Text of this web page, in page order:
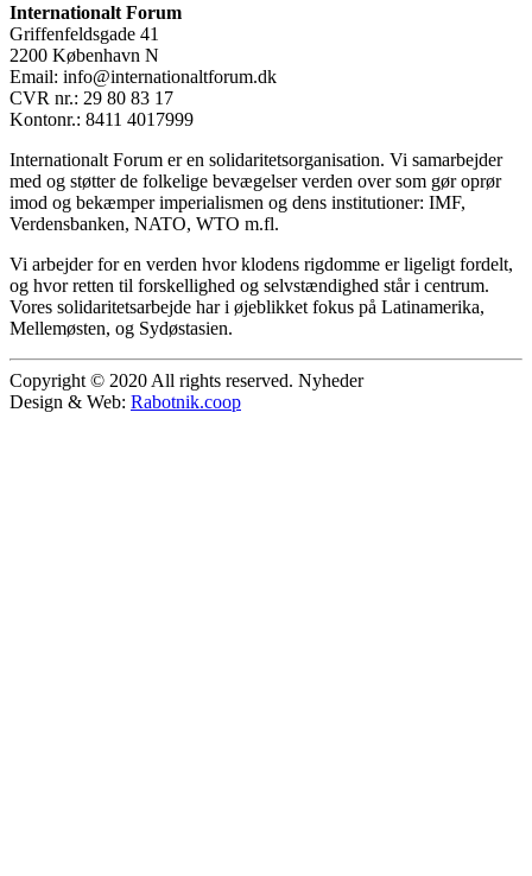
Internationalt Forum
Griffenfeldsgade 41
2200 København N
Email: info@internationaltforum.dk
CVR nr.: 29 80 83 17
Kontonr.: 8411 4017999
Internationalt Forum er en solidaritetsorganisation. Vi samarbejder
med og støtter de folkelige bevægelser verden over som gør oprør
imod og bekæmper imperialismen og dens institutioner: IMF,
Verdensbanken, NATO, WTO m.fl.
Vi arbejder for en verden hvor klodens rigdomme er ligeligt fordelt,
og hvor retten til forskellighed og selvstændighed står i centrum.
Vores solidaritetsarbejde har i øjeblikket fokus på Latinamerika,
Mellemøsten, og Sydøstasien.
Copyright © 2020 All rights reserved. Nyheder
Design & Web: Rabotnik.coop